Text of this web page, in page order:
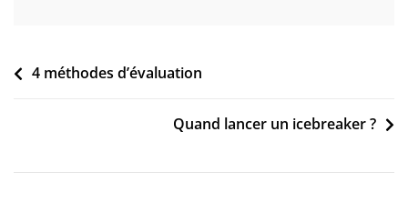
Navigation
4 méthodes d’évaluation
Quand lancer un icebreaker ?